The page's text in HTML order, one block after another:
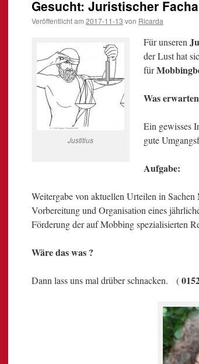
Gesucht: Juristischer
Veröffentlicht am 2017-11-13 von Ricarda
Justitius
Für unseren
der Lust hat
für
Was
Ein gewisses
gute
Aufgabe:
Weitergabe von aktuellen Urteilen in
Vorbereitung und Organisation eines
Förderung der auf Mobbing spezialisierten
Wäre das was ?
Dann lass uns mal drüber schnacken. (